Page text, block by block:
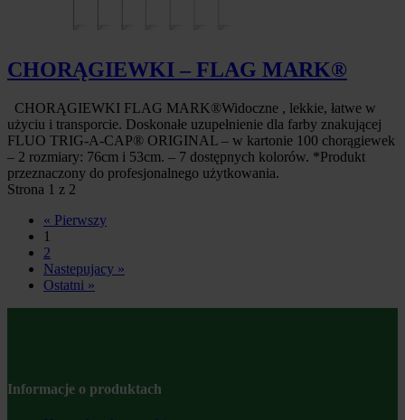
CHORĄGIEWKI – FLAG MARK®
CHORĄGIEWKI FLAG MARK®Widoczne , lekkie, łatwe w
użyciu i transporcie. Doskonałe uzupełnienie dla farby znakującej
FLUO TRIG-A-CAP® ORIGINAL – w kartonie 100 chorągiewek
– 2 rozmiary: 76cm i 53cm. – 7 dostępnych kolorów. *Produkt
przeznaczony do profesjonalnego użytkowania.
Strona 1 z 2
« Pierwszy
1
2
Nastepujacy »
Ostatni »
Informacje o produktach